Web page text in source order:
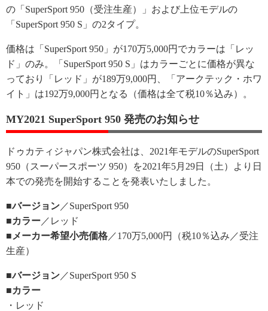
の「SuperSport 950（受注生産）」および上位モデルの
「SuperSport 950 S」の2タイプ。
価格は「SuperSport 950」が170万5,000円でカラーは「レッ
ド」のみ。「SuperSport 950 S」はカラーごとに価格が異な
っており「レッド」が189万9,000円、「アークテック・ホワ
イト」は192万9,000円となる（価格は全て税10％込み）。
MY2021 SuperSport 950 発売のお知らせ
ドゥカティジャパン株式会社は、2021年モデルのSuperSport
950（スーパースポーツ 950）を2021年5月29日（土）より日
本での発売を開始することを発表いたしました。
■バージョン ／SuperSport 950
■カラー ／レッド
■メーカー希望小売価格 ／170万5,000円（税10％込み／受注
生産）
■バージョン ／SuperSport 950 S
■カラー
・レッド